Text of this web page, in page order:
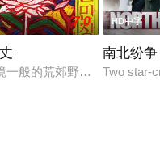
治的强盛时期。时为第四
7.0
一般的荒郊野外，逡巡着一
HD中字
南北纷争
Two star-